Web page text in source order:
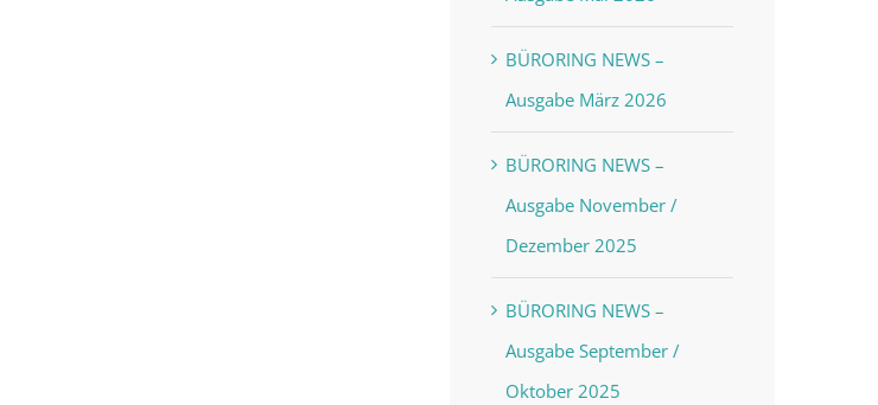
BÜRORING NEWS –
Ausgabe März 2026
BÜRORING NEWS –
Ausgabe November /
Dezember 2025
BÜRORING NEWS –
Ausgabe September /
Oktober 2025